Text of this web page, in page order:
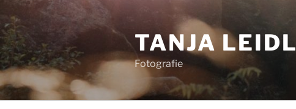
Zum
Inhalt
springen
TANJA LEIDL
Fotografie